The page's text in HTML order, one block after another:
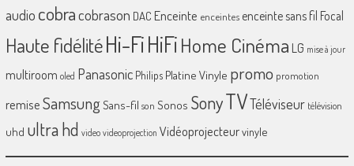
audio cobracobrason DAC Enceinte enceintes enceinte sans fil Focal
Haute fidélitéHi-FiHiFiHome Cinéma LG mise à jour
multiroom oled Panasonic Philips Platine Vinyle promo promotion
remiseSamsungSans-fil son Sonos SonyTVTéléviseur télévision
uhd ultra hd video videoprojection Vidéoprojecteurvinyle